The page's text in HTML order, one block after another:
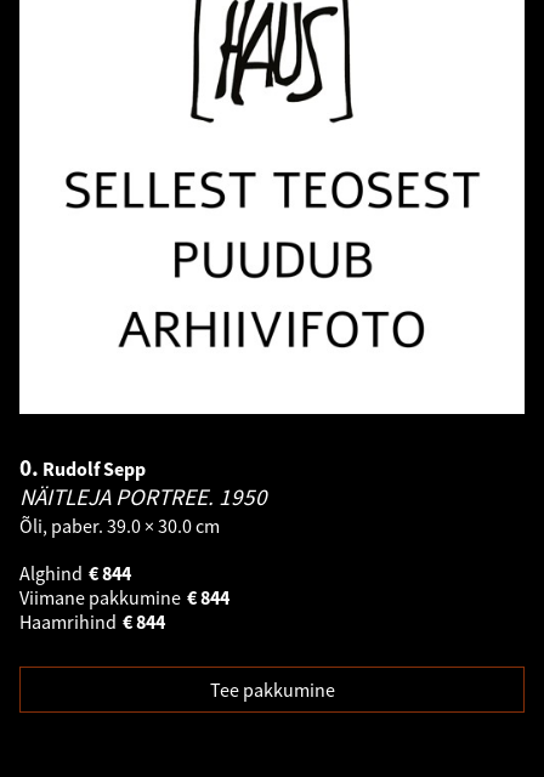
0. Rudolf Sepp
NÄITLEJA PORTREE. 1950
Õli, paber. 39.0 × 30.0 cm
Alghind
844
€
Viimane pakkumine
844
€
Haamrihind
844
€
Tee pakkumine